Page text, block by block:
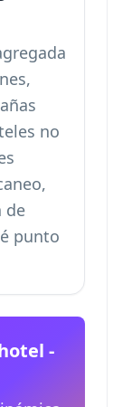
no
de
punto
-